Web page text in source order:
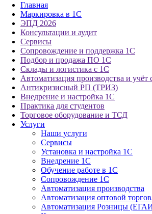
Главная
Маркировка в 1С
ЭПД 2026
Консультации и аудит
Сервисы
Сопровождение и поддержка 1С
Подбор и продажа ПО 1С
Склады и логистика с 1С
Автоматизация производства и учёт
Антикризисный РП (ТРИЗ)
Внедрение и настройка 1С
Практика для студентов
Торговое оборудование и ТСД
Услуги
Наши услуги
Сервисы
Установка и настройка 1С
Внедрение 1С
Обучение работе в 1С
Сопровождение 1С
Автоматизация производства
Автоматизация оптовой
Автоматизация Розницы